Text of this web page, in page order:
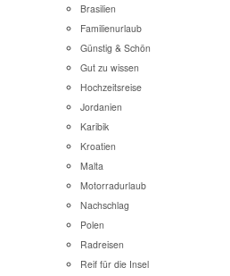
Brasilien
Familienurlaub
Günstig & Schön
Gut zu wissen
Hochzeitsreise
Jordanien
Karibik
Kroatien
Malta
Motorradurlaub
Nachschlag
Polen
Radreisen
Reif für die Insel